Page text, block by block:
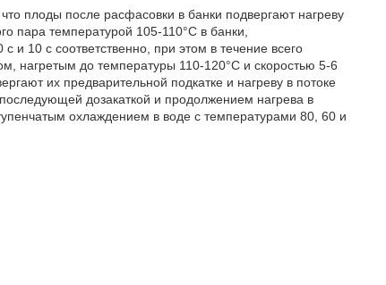
плоды после расфасовки в банки подвергают нагреву
пара температурой 105-110°С в банки,
и 10 с соответственно, при этом в течение всего
нагретым до температуры 110-120°С и скоростью 5-6
их предварительной подкатке и нагреву в потоке
дозакаткой и продолжением нагрева в
охлаждением в воде с температурами 80, 60 и